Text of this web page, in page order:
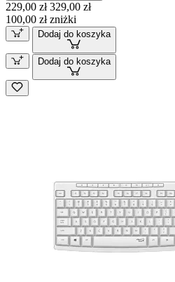
229,00 zł 329,00 zł
100,00 zł zniżki
Dodaj do koszyka
Dodaj do koszyka